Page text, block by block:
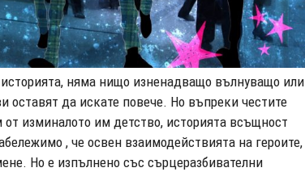
няма нищо изненадващо вълнуващо или
оставят да искате повече. Но въпреки честите
изминалото им детство, историята всъщност
, че освен взаимодействията на героите,
Но е изпълнено със сърцеразбивателни